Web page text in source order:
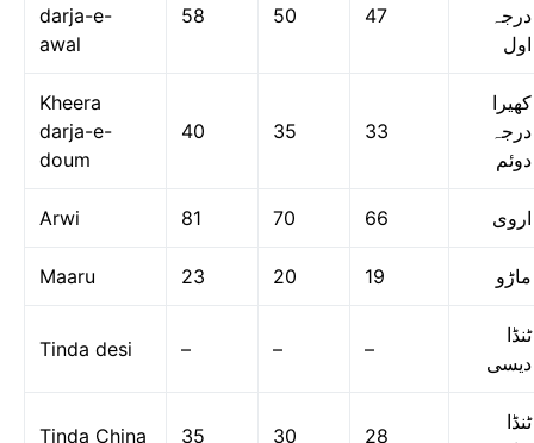
darja-e-
awal
58 50 47
درجہ
اول
Kheera
darja-e-
doum
40 35 33
کھیرا
درجہ
دوئم
Arwi 81 70 66 اروی
Maaru 23 20 19 ماڑو
Tinda desi – – –
ٹنڈا
دیسی
Tinda China 35 30 28
ٹنڈا